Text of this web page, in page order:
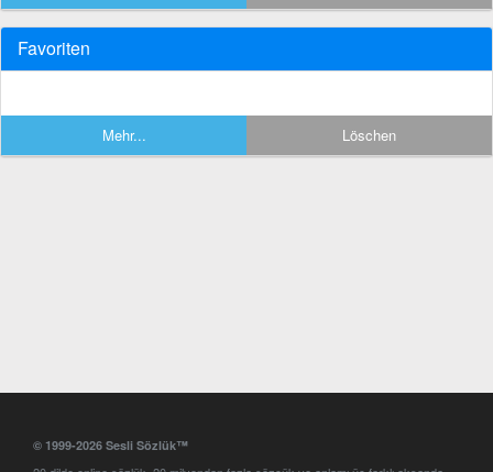
Favoriten
Mehr... Löschen
© 1999-2026 Sesli Sözlük™